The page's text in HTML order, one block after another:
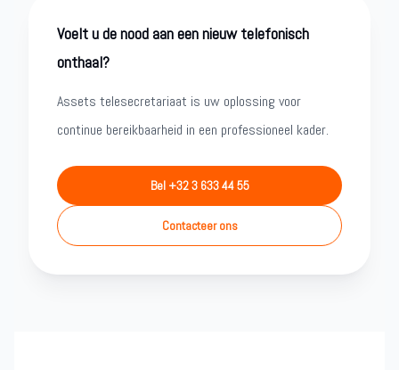
Voelt u de nood aan een nieuw telefonisch
onthaal?
Assets telesecretariaat is uw oplossing voor
continue bereikbaarheid in een professioneel kader.
Bel +32 3 633 44 55
Contacteer ons